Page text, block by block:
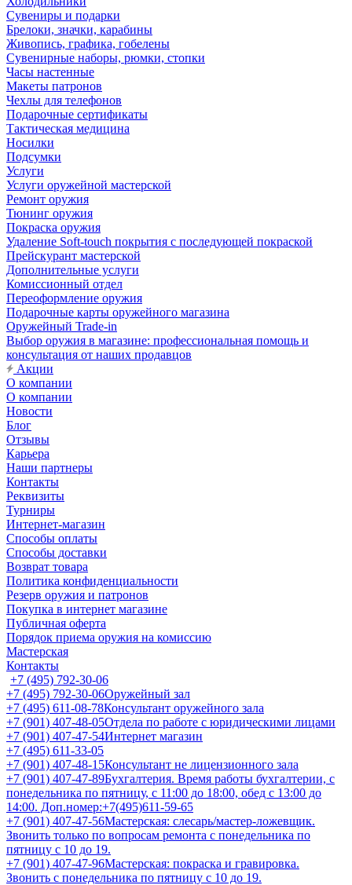
Сувениры и подарки
Брелоки, значки, карабины
Живопись, графика, гобелены
Сувенирные наборы, рюмки, стопки
Часы настенные
Макеты патронов
Чехлы для телефонов
Подарочные сертификаты
Тактическая медицина
Носилки
Подсумки
Услуги
Услуги оружейной мастерской
Ремонт оружия
Тюнинг оружия
Покраска оружия
Удаление Soft-touch покрытия с последующей покраской
Прейскурант мастерской
Дополнительные услуги
Комиссионный отдел
Переоформление оружия
Подарочные карты оружейного магазина
Оружейный Trade-in
Выбор оружия в магазине: профессиональная помощь и
консультация от наших продавцов
Акции
О компании
О компании
Новости
Блог
Отзывы
Карьера
Наши партнеры
Контакты
Реквизиты
Турниры
Интернет-магазин
Способы оплаты
Способы доставки
Возврат товара
Политика конфиденциальности
Резерв оружия и патронов
Покупка в интернет магазине
Публичная оферта
Порядок приема оружия на комиссию
Мастерская
Контакты
+7 (495) 792-30-06
+7 (495) 792-30-06Оружейный зал
+7 (495) 611-08-78Консультант оружейного зала
+7 (901) 407-48-05Отдела по работе с юридическими лицами
+7 (901) 407-47-54Интернет магазин
+7 (495) 611-33-05
+7 (901) 407-48-15Консультант не лицензионного зала
+7 (901) 407-47-89Бухгалтерия. Время работы бухгалтерии, с
понедельника по пятницу, с 11:00 до 18:00, обед с 13:00 до
14:00. Доп.номер:+7(495)611-59-65
+7 (901) 407-47-56Мастерская: слесарь/мастер-ложевщик.
Звонить только по вопросам ремонта с понедельника по
пятницу с 10 до 19.
+7 (901) 407-47-96Мастерская: покраска и гравировка.
Звонить с понедельника по пятницу с 10 до 19.